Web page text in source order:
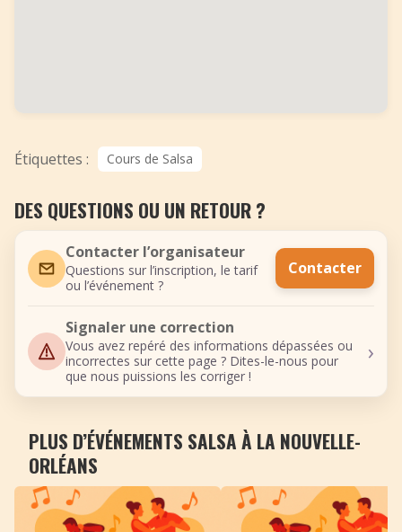
Étiquettes : Cours de Salsa
DES QUESTIONS OU UN RETOUR ?
Contacter l’organisateur
Questions sur l’inscription, le tarif
ou l’événement ?
Contacter
Signaler une correction
Vous avez repéré des informations dépassées ou
incorrectes sur cette page ? Dites-le-nous pour
que nous puissions les corriger !
›
PLUS D’ÉVÉNEMENTS SALSA À LA NOUVELLE-
ORLÉANS